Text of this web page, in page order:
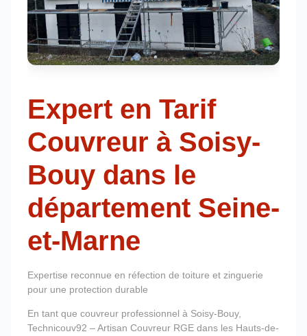
Expert en Tarif
Couvreur à Soisy-
Bouy dans le
département Seine-
et-Marne
Expertise reconnue en réfection de toiture et zinguerie
pour une protection durable
En tant que couvreur professionnel à Soisy-Bouy,
Technicouv92 – Artisan Couvreur RGE dans les Hauts-de-